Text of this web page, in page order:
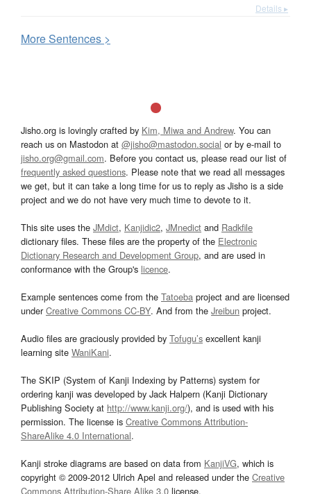
Details ▸
MoreSentences >
Jisho.org is lovingly crafted by Kim, Miwa and Andrew. You can
reach us on Mastodon at @jisho@mastodon.social or by e-mail to
jisho.org@gmail.com. Before you contact us, please read our list of
frequently asked questions. Please note that we read all messages
we get, but it can take a long time for us to reply as Jisho is a side
project and we do not have very much time to devote to it.
This site uses the JMdict, Kanjidic2, JMnedict and Radkfile
dictionary files. These files are the property of the Electronic
Dictionary Research and Development Group, and are used in
conformance with the Group's licence.
Example sentences come from the Tatoeba project and are licensed
underCreative Commons CC-BY. And from the Jreibun project.
Audio files are graciously provided by Tofugu’s excellent kanji
learning site WaniKani.
The SKIP (System of Kanji Indexing by Patterns) system for
ordering kanji was developed by Jack Halpern (Kanji Dictionary
Publishing Society at http://www.kanji.org/), and is used with his
permission. The license is Creative Commons Attribution-
ShareAlike 4.0 International.
Kanji stroke diagrams are based on data from KanjiVG, which is
copyright © 2009-2012 Ulrich Apel and released under the Creative
Commons Attribution-Share Alike 3.0 license.